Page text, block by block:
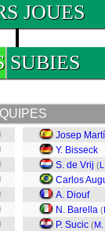
JOUES
SUBIES
Josep
Y. Bisseck
S. de Vrij (
Carlos
A. Diouf
N. Barella (
P. Sucic (